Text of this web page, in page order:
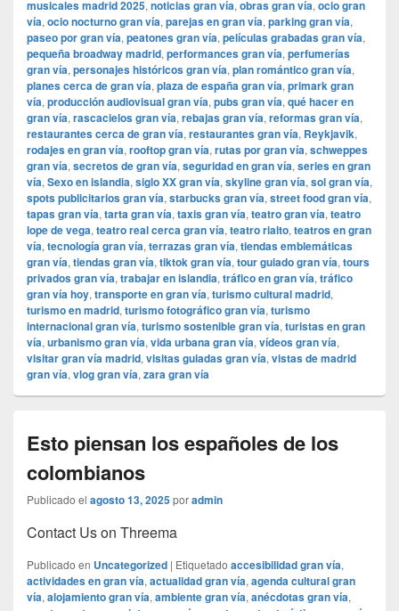
musicales madrid 2025, noticias gran vía, obras gran vía, ocio gran
vía, ocio nocturno gran vía, parejas en gran vía, parking gran vía,
paseo por gran vía, peatones gran vía, películas grabadas gran vía,
pequeña broadway madrid, performances gran vía, perfumerías
gran vía, personajes históricos gran vía, plan romántico gran vía,
planes cerca de gran vía, plaza de españa gran vía, primark gran
vía, producción audiovisual gran vía, pubs gran vía, qué hacer en
gran vía, rascacielos gran vía, rebajas gran vía, reformas gran vía,
restaurantes cerca de gran vía, restaurantes gran vía, Reykjavik,
rodajes en gran vía, rooftop gran vía, rutas por gran vía, schweppes
gran vía, secretos de gran vía, seguridad en gran vía, series en gran
vía, Sexo en islandia, siglo XX gran vía, skyline gran vía, sol gran vía,
spots publicitarios gran vía, starbucks gran vía, street food gran vía,
tapas gran vía, tarta gran vía, taxis gran vía, teatro gran vía, teatro
lope de vega, teatro real cerca gran vía, teatro rialto, teatros en gran
vía, tecnología gran vía, terrazas gran vía, tiendas emblemáticas
gran vía, tiendas gran vía, tiktok gran vía, tour guiado gran vía, tours
privados gran vía, trabajar en islandia, tráfico en gran vía, tráfico
gran vía hoy, transporte en gran vía, turismo cultural madrid,
turismo en madrid, turismo fotográfico gran vía, turismo
internacional gran vía, turismo sostenible gran vía, turistas en gran
vía, urbanismo gran vía, vida urbana gran vía, vídeos gran vía,
visitar gran vía madrid, visitas guiadas gran vía, vistas de madrid
gran vía, vlog gran vía, zara gran vía
Esto piensan los españoles de los
colombianos
Publicado el agosto 13, 2025poradmin
Contact Us on Threema
Publicado en Uncategorized | Etiquetado accesibilidad gran vía,
actividades en gran vía, actualidad gran vía, agenda cultural gran
vía, alojamiento gran vía, ambiente gran vía, anécdotas gran vía,